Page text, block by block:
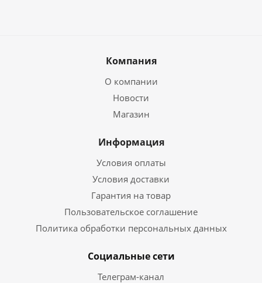
Компания
О компании
Новости
Магазин
Информация
Условия оплаты
Условия доставки
Гарантия на товар
Пользовательское соглашение
Политика обработки персональных данных
Социальные сети
Телеграм-канал